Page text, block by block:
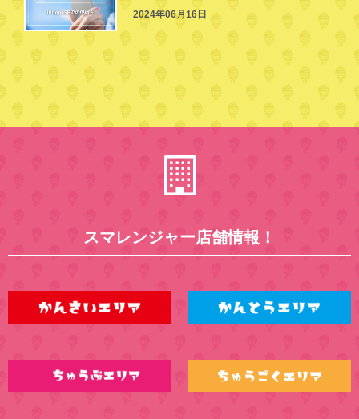
2024年06月16日
スマレンジャー店舗情報！